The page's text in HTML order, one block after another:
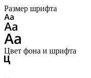
Размер шрифта
Цвет фона и шрифта